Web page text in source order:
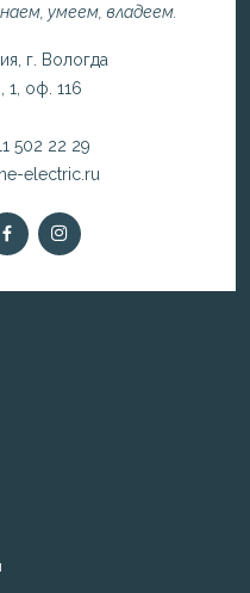
умеем, владеем.
г. Вологда
1, оф. 116
502 22 29
electric.ru